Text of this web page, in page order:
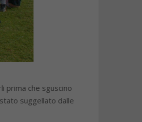
prima che sguscino
suggellato dalle